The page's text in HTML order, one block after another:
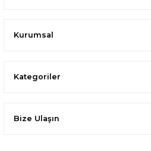
Kurumsal
Kategoriler
Bize Ulaşın